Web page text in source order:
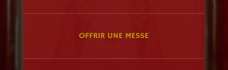
OFFRIR UNE MESSE